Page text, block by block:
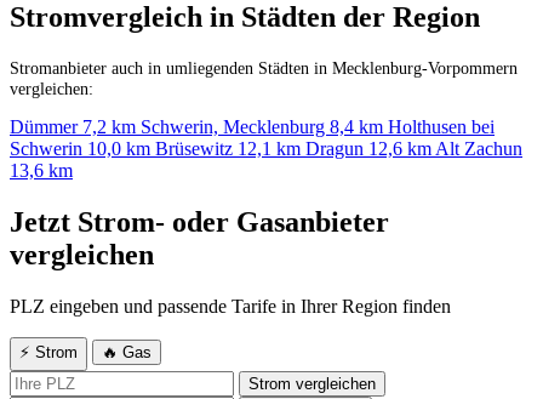
Stromvergleich in Städten der Region
Stromanbieter auch in umliegenden Städten in Mecklenburg-Vorpommern
vergleichen:
Dümmer 7,2 km Schwerin, Mecklenburg 8,4 km Holthusen bei
Schwerin 10,0 km Brüsewitz 12,1 km Dragun 12,6 km Alt Zachun
13,6 km
Jetzt Strom- oder Gasanbieter
vergleichen
PLZ eingeben und passende Tarife in Ihrer Region finden
⚡ Strom
🔥 Gas
Strom vergleichen